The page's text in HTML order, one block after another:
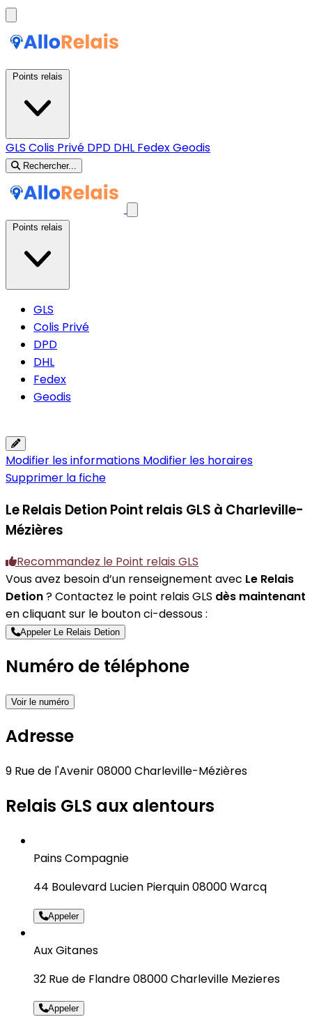
GLS Colis Privé DPD DHL FedexGeodis
Rechercher...
GLS
Colis Privé
DPD
DHL
Fedex
Geodis
Modifier les informations Modifier les horaires
Supprimer la fiche
Le Relais Detion Point relais GLS à Charleville-
Mézières
Recommandez le Point relais GLS
Vous avez besoin d’un renseignement avec Le Relais
Detion? Contactez le point relais GLS dès maintenant
en cliquant sur le bouton ci-dessous :
Appeler Le Relais Detion
Numéro de téléphone
Voir le numéro
Adresse
9 Rue de l'Avenir 08000 Charleville-Mézières
Relais GLS aux alentours
Pains Compagnie
44 Boulevard Lucien Pierquin 08000 Warcq
Appeler
Aux Gitanes
32 Rue de Flandre 08000 Charleville Mezieres
Appeler